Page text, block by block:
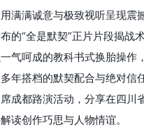
满满诚意与极致视听呈现震
的“全是默契”正片片段揭战
气呵成的教科书式换胎操作
年搭档的默契配合与绝对信
成都路演活动，分享在四川
读创作巧思与人物情谊。